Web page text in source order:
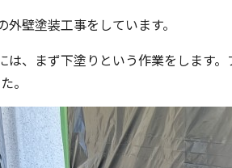
壁塗装工事をしています。
は、まず下塗りという作業をします
。